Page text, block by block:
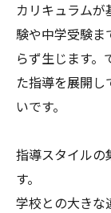
カリキュラムが
験や中学受験
らず生じます
た指導を展開
いです。
指導スタイルの
す。
学校との大きな